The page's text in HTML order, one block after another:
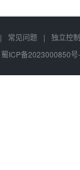
| 常见问题 |
独立控
蜀ICP备2023000850号